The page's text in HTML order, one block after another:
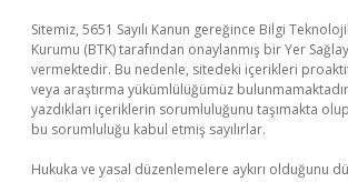
Sitemiz, 5651 Sayılı Kanun gereğince Bilgi
Kurumu (BTK) tarafından onaylanmış bir Yer
vermektedir. Bu nedenle, sitedeki içerikleri
veya araştırma yükümlülüğümüz
yazdıkları içeriklerin sorumluluğunu taşımakta
bu sorumluluğu kabul etmiş sayılırlar.
Hukuka ve yasal düzenlemelere aykırı olduğunu